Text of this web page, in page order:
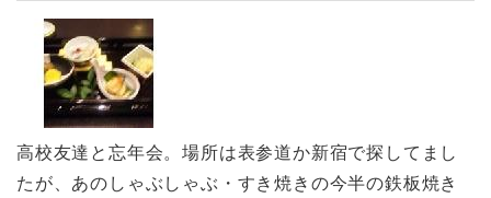
高校友達と忘年会。場所は表参道か新宿で探してまし
たが、あのしゃぶしゃぶ・すき焼きの今半の鉄板焼き